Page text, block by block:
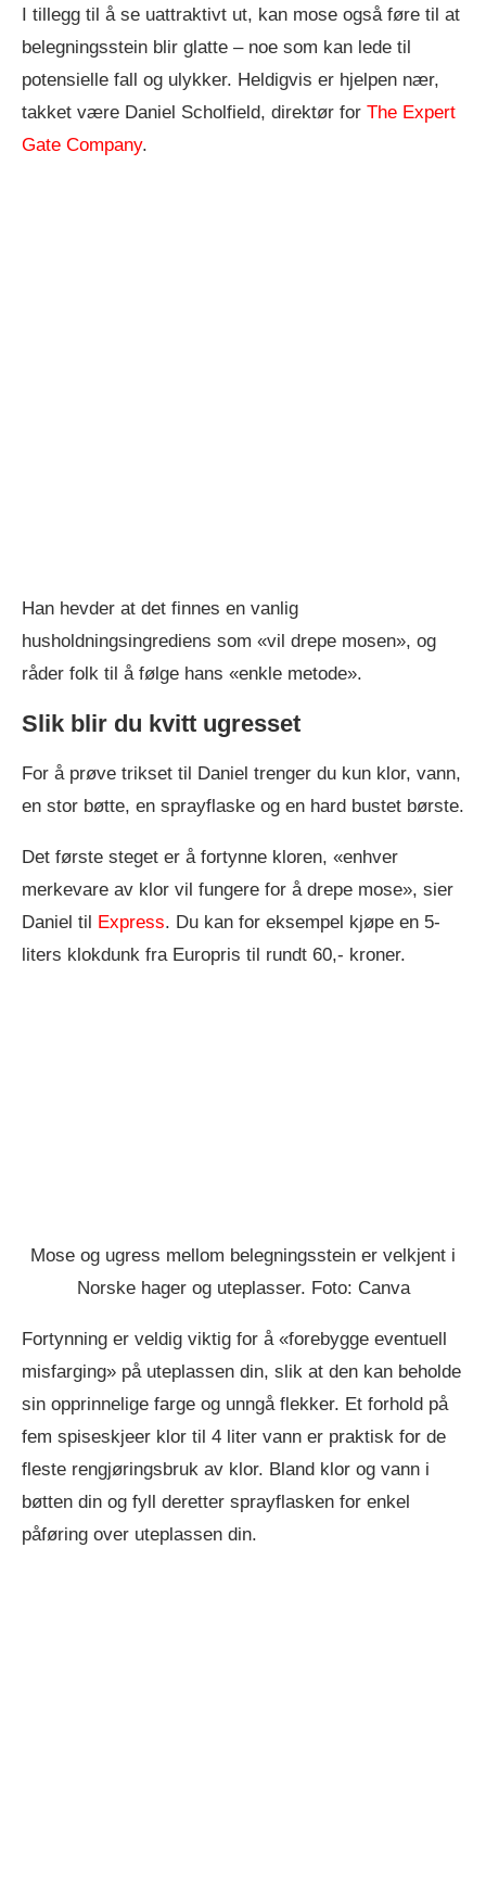
I tillegg til å se uattraktivt ut, kan mose også føre til at
belegningsstein blir glatte – noe som kan lede til
potensielle fall og ulykker. Heldigvis er hjelpen nær,
takket være Daniel Scholfield, direktør for The Expert
Gate Company.
Han hevder at det finnes en vanlig
husholdningsingrediens som «vil drepe mosen», og
råder folk til å følge hans «enkle metode».
Slik blir du kvitt ugresset
For å prøve trikset til Daniel trenger du kun klor, vann,
en stor bøtte, en sprayflaske og en hard bustet børste.
Det første steget er å fortynne kloren, «enhver
merkevare av klor vil fungere for å drepe mose», sier
Daniel til
Express. Du kan for eksempel kjøpe en 5-
liters klokdunk fra Europris til rundt 60,- kroner.
Mose og ugress mellom belegningsstein er velkjent i
Norske hager og uteplasser. Foto: Canva
Fortynning er veldig viktig for å «forebygge eventuell
misfarging» på uteplassen din, slik at den kan beholde
sin opprinnelige farge og unngå flekker. Et forhold på
fem spiseskjeer klor til 4 liter vann er praktisk for de
fleste rengjøringsbruk av klor. Bland klor og vann i
bøtten din og fyll deretter sprayflasken for enkel
påføring over uteplassen din.